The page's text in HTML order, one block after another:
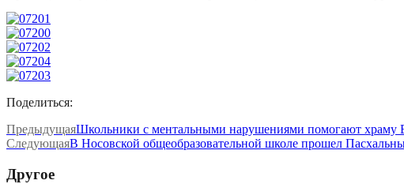
Поделиться:
ПредыдущаяШкольники с ментальными нарушениями помогают храму
СледующаяВ Носовской общеобразовательной школе прошел
Другое